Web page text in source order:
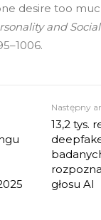
desire too
and Social
Następny
13,2 tys.
głosu AI